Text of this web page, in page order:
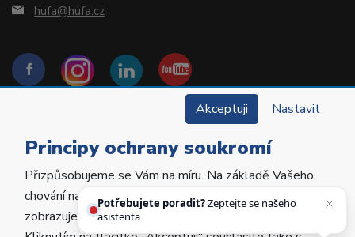
hufa@hufa.cz
Copyright © 2022 Hu-Fa Dental a.s. Všechna práva
vyhrazena.
Akceptuji Nastavit
Principy ochrany soukromí
Přizpůsobujeme se Vám na míru. Na základě Vašeho
chování na webu personalizujeme jeho obsah a
zobrazujeme Vám relevantní nabídky a produkty.
Potřebujete poradit?Zeptejte se našeho
asistenta Hufiho.